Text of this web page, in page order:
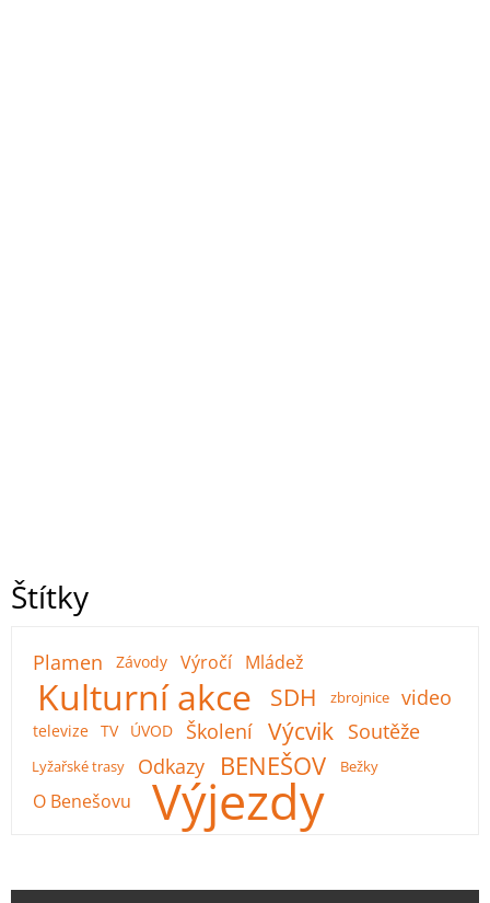
Štítky
Plamen Závody Výročí Mládež
Kulturní akce SDH zbrojnice video
televize TV ÚVOD Školení Výcvik Soutěže
Lyžařské trasy Odkazy BENEŠOV Bežky
O Benešovu Výjezdy